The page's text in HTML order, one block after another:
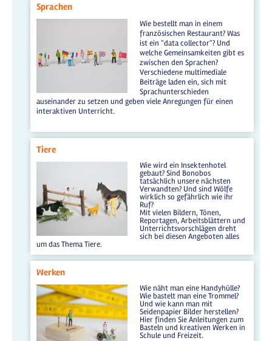
Sprachen
Wie bestellt man in einem
französischen Restaurant? Was
ist ein "data collector"? Und
welche Gemeinsamkeiten gibt es
zwischen den Sprachen?
Verschiedene multimediale
Beiträge laden ein, sich mit
Sprachunterschieden
auseinander zu setzen und geben viele Anregungen für einen
interaktiven Unterricht.
Tiere
Wie wird ein Insektenhotel
gebaut? Sind Bonobos
tatsächlich unsere nächsten
Verwandten? Und sind Wölfe
wirklich so gefährlich wie ihr
Ruf?
Mit vielen Bildern, Tönen,
Reportagen, Arbeitsblättern und
Unterrichtsvorschlägen dreht
sich bei diesen Angeboten alles
um das Thema Tiere.
Werken
Wie näht man eine Handyhülle?
Wie bastelt man eine Trommel?
Und wie kann man mit
Seidenpapier Bilder herstellen?
Hier finden Sie Anleitungen zum
Basteln und kreativen Werken in
Schule und Freizeit.